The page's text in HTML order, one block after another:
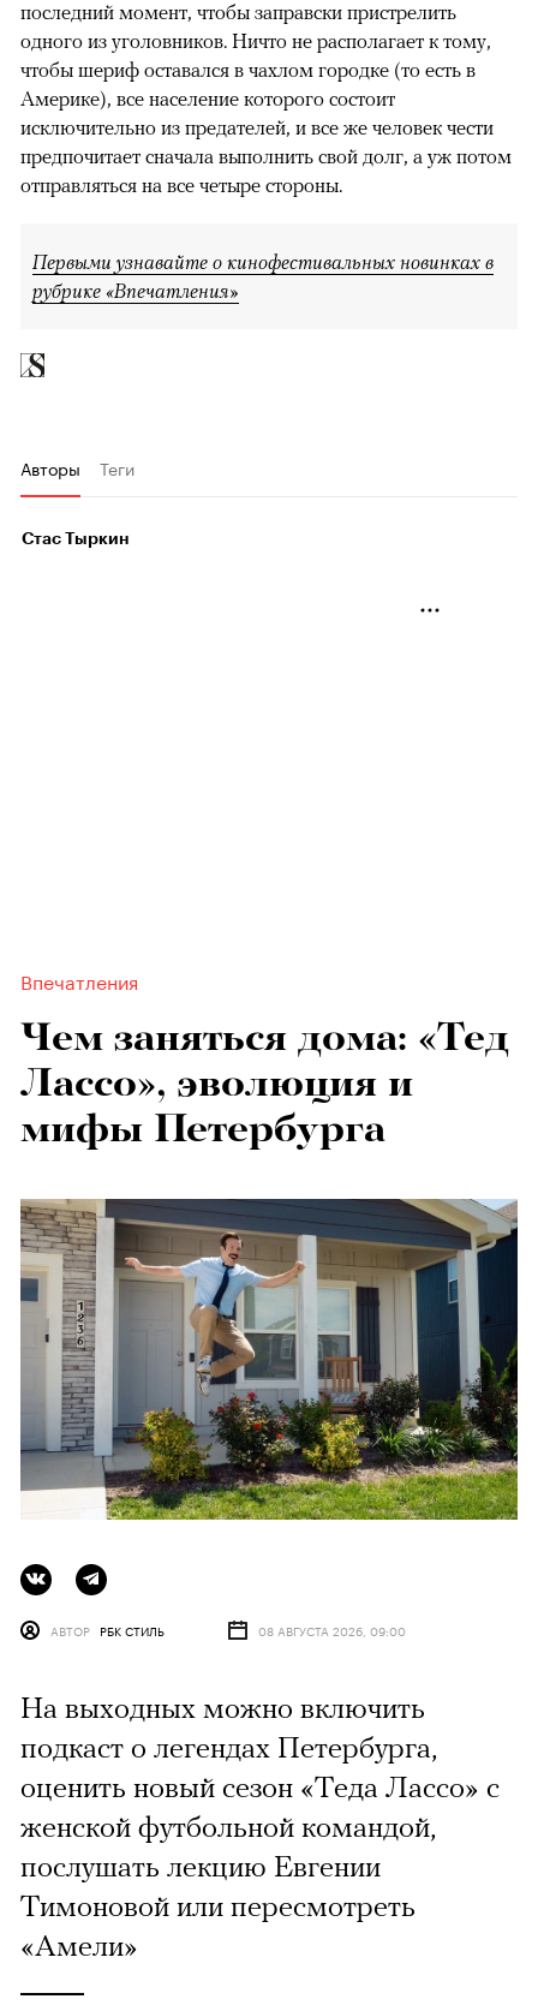
последний момент, чтобы заправски пристрелить
одного из уголовников. Ничто не располагает к тому,
чтобы шериф оставался в чахлом городке (то есть в
Америке), все население которого состоит
исключительно из предателей, и все же человек чести
предпочитает сначала выполнить свой долг, а уж потом
отправляться на все четыре стороны.
Первыми узнавайте о кинофестивальных новинках в
рубрике «Впечатления»
Авторы Теги
Стас Тыркин
Впечатления
Чем заняться дома: «Тед
Лассо», эволюция и
мифы Петербурга
АВТОР РБК СТИЛЬ 08 АВГУСТА 2026, 09:00
На выходных можно включить
подкаст о легендах Петербурга,
оценить новый сезон «Теда Лассо» с
женской футбольной командой,
послушать лекцию Евгении
Тимоновой или пересмотреть
«Амели»